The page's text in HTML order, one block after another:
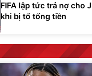
FIFA lập tức trả nợ cho
khi bị tố tống tiền